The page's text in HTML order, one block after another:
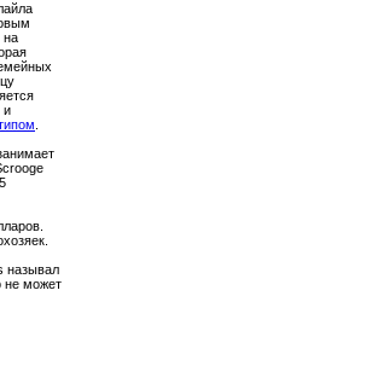
на
и
.
называл
не может